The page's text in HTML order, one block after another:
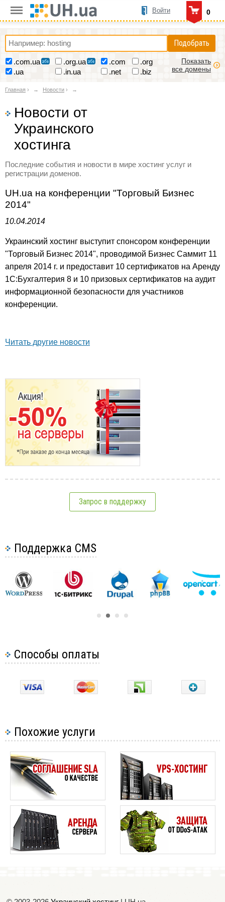
0
Войти
Подобрать
.com.ua .org.ua .com
.org
.ua
.in.ua .net .biz
Показать
все домены
Главная › Новости ›
Новости от
Украинского
хостинга
Последние события и новости в мире хостинг услуг и
регистрации доменов.
UH.ua на конференции "Торговый Бизнес
2014"
10.04.2014
Украинский хостинг выступит спонсором конференции
"Торговый Бизнес 2014", проводимой Бизнес Саммит 11
апреля 2014 г. и предоставит 10 сертификатов на Аренду
1С:Бухгалтерия 8 и 10 призовых сертификатов на аудит
информационной безопасности для участников
конференции.
Читать другие новости
Запрос в поддержку
Поддержка CMS
Способы оплаты
Похожие услуги